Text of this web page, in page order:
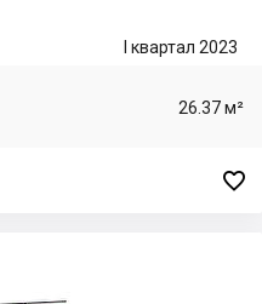
I квартал 2023
26.37 м²
